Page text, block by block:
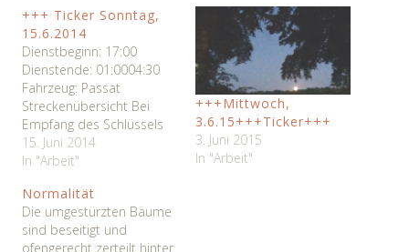
+++ Ticker Sonntag,
15.6.2014
Dienstbeginn: 17:00
Dienstende: 01:0004:30
Fahrzeug: Passat
Streckenübersicht Bei
Empfang des Schlüssels
erfahren, das es diese
Nacht länger geht. AST um
und für die Frühschicht
noch zu früh! 17:25 1.
Auftrag AST (Sammeltaxi)
15. Juni 2014
In "Arbeit"
+++Mittwoch,
3.6.15+++Ticker+++
3. Juni 2015
In "Arbeit"
Normalität
Die umgestürzten Bäume
sind beseitigt und
ofengerecht zerteilt hinter